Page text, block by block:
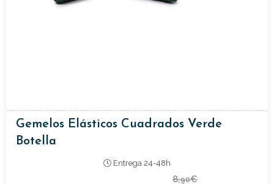
Gemelos Elásticos Cuadrados Verde
Botella
Entrega 24-48h
8,90€